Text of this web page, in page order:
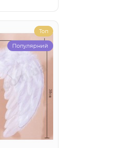
Топ
Популярний